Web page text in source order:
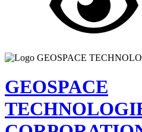
GEOSPACE